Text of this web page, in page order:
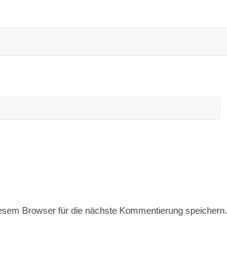
Browser für die nächste Kommentierung speichern.